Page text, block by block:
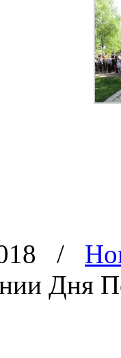
/
Дня